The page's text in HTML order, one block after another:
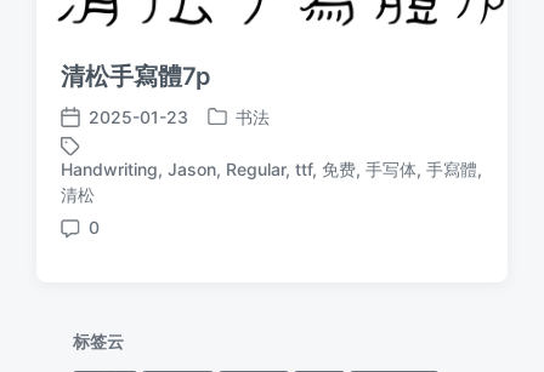
清松手寫體7p
发
布
日
期
2025-01-23
发
于
书法
标
签
Handwriting, Jason, Regular, ttf, 免费, 手写体, 手寫體,
清松
评
0
标签云